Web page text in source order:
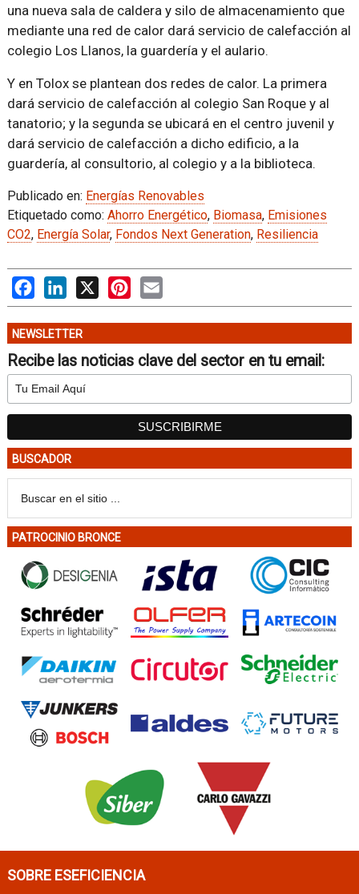
una nueva sala de caldera y silo de almacenamiento que
mediante una red de calor dará servicio de calefacción al
colegio Los Llanos, la guardería y el aulario.
Y en Tolox se plantean dos redes de calor. La primera
dará servicio de calefacción al colegio San Roque y al
tanatorio; y la segunda se ubicará en el centro juvenil y
dará servicio de calefacción a dicho edificio, a la
guardería, al consultorio, al colegio y a la biblioteca.
Publicado en: Energías Renovables
Etiquetado como: Ahorro Energético, Biomasa, Emisiones
CO2, Energía Solar, Fondos Next Generation, Resiliencia
FacebookLinkedIn
X PinterestEmail
NEWSLETTER
Recibe las noticias clave del sector en tu email:
BUSCADOR
PATROCINIO BRONCE
SOBRE ESEFICIENCIA